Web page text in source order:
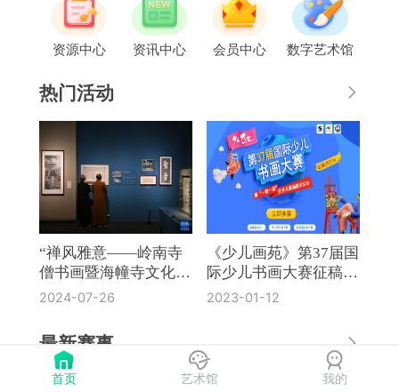
资源中心 资讯中心 会员中心 数字艺术馆
热门活动
“禅风雅意——岭南寺
僧书画暨海幢寺文化
展”在国博开幕
2024-07-26
《少儿画苑》第37届国
际少儿书画大赛征稿通
知
2023-01-12
最新赛事
《奔流·小作家》第8届全国中
首页 艺术馆 我的